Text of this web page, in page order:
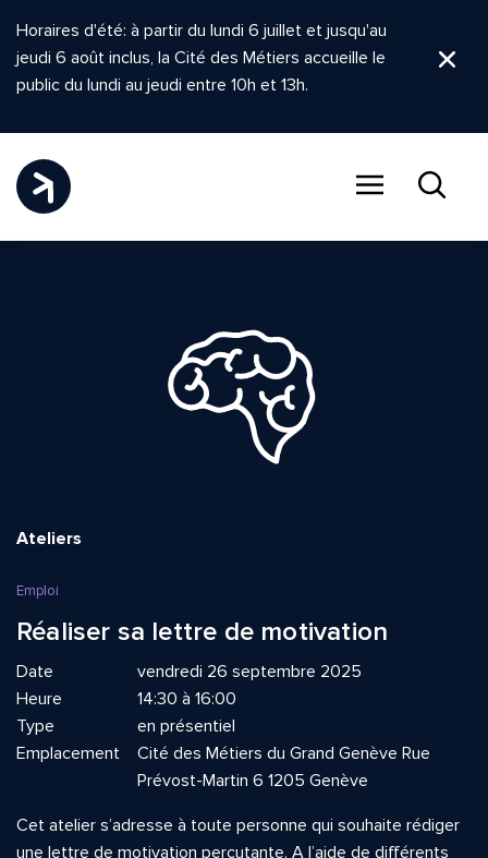
Horaires d'été: à partir du lundi 6 juillet et jusqu'au
jeudi 6 août inclus, la Cité des Métiers accueille le
public du lundi au jeudi entre 10h et 13h.
Ateliers
Emploi
Réaliser sa lettre de motivation
Date
vendredi 26 septembre 2025
Heure
14:30 à 16:00
Type
en présentiel
Emplacement
Cité des Métiers du Grand Genève Rue
Prévost-Martin 6 1205 Genève
Cet atelier s’adresse à toute personne qui souhaite rédiger
une lettre de motivation percutante. A l’aide de différents